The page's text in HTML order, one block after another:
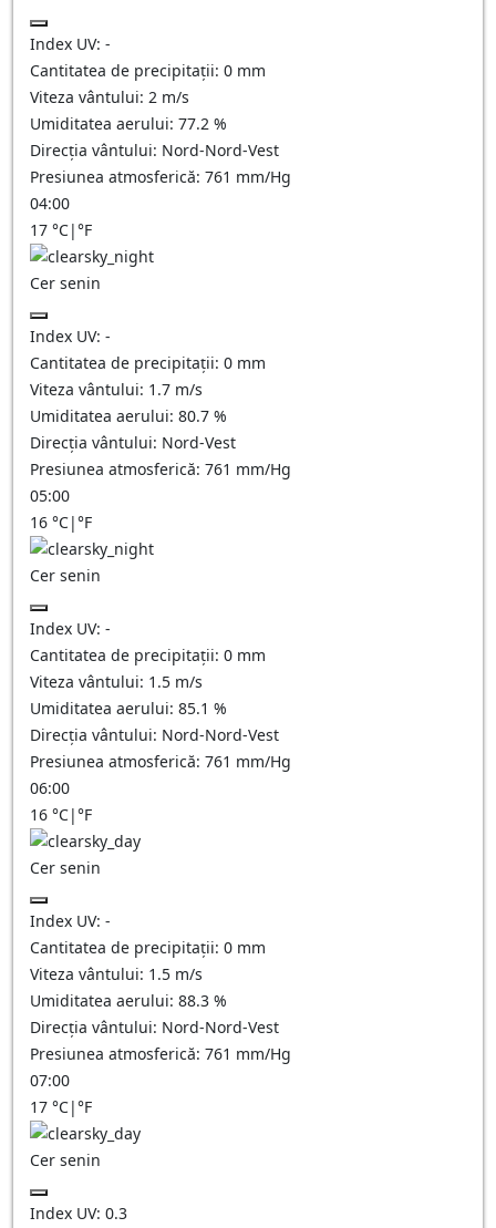
Index UV: -
Cantitatea de precipitații: 0 mm
Viteza vântului: 2 m/s
Umiditatea aerului: 77.2 %
Direcția vântului: Nord-Nord-Vest
Presiunea atmosferică: 761 mm/Hg
04:00
17 °C|°F
Cer senin
Index UV: -
Cantitatea de precipitații: 0 mm
Viteza vântului: 1.7 m/s
Umiditatea aerului: 80.7 %
Direcția vântului: Nord-Vest
Presiunea atmosferică: 761 mm/Hg
05:00
16 °C|°F
Cer senin
Index UV: -
Cantitatea de precipitații: 0 mm
Viteza vântului: 1.5 m/s
Umiditatea aerului: 85.1 %
Direcția vântului: Nord-Nord-Vest
Presiunea atmosferică: 761 mm/Hg
06:00
16 °C|°F
Cer senin
Index UV: -
Cantitatea de precipitații: 0 mm
Viteza vântului: 1.5 m/s
Umiditatea aerului: 88.3 %
Direcția vântului: Nord-Nord-Vest
Presiunea atmosferică: 761 mm/Hg
07:00
17 °C|°F
Cer senin
Index UV: 0.3